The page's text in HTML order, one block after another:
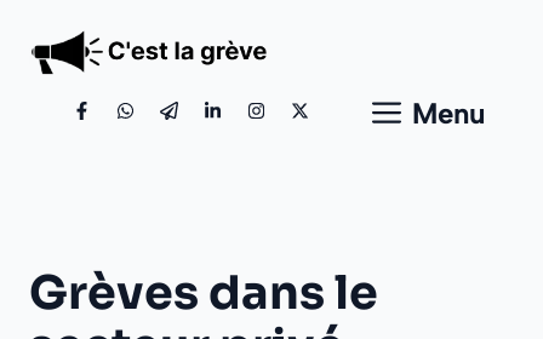
contenu
Menu
Grèves dans le